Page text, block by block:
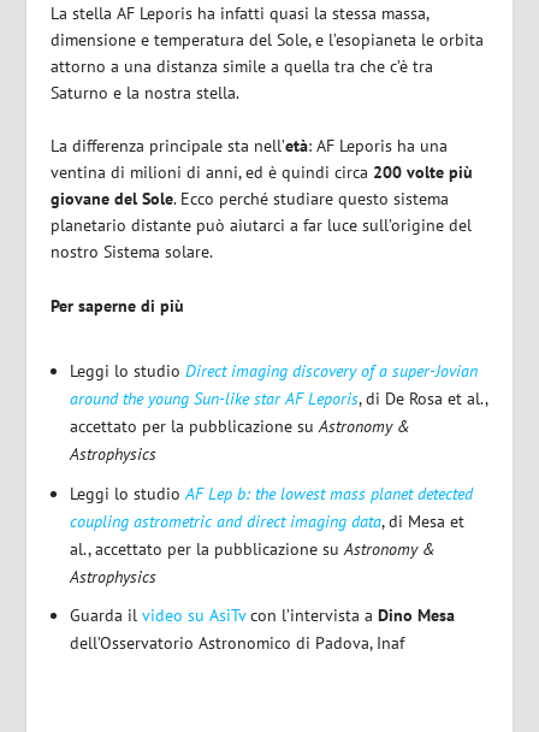
La stella AF Leporis ha infatti quasi la stessa massa,
dimensione e temperatura del Sole, e l’esopianeta le orbita
attorno a una distanza simile a quella tra che c’è tra
Saturno e la nostra stella.
La differenza principale sta nell’età: AF Leporis ha una
ventina di milioni di anni, ed è quindi circa 200 volte più
giovane del Sole. Ecco perché studiare questo sistema
planetario distante può aiutarci a far luce sull’origine del
nostro Sistema solare.
Per saperne di più
Leggi lo studioDirect imaging discovery of a super-Jovian
around the young Sun-like star AF Leporis, di De Rosa et al.,
accettato per la pubblicazione suAstronomy &
Astrophysics
Leggi lo studioAF Lep b: the lowest mass planet detected
coupling astrometric and direct imaging data, di Mesa et
al., accettato per la pubblicazione suAstronomy &
Astrophysics
Guarda ilvideo su AsiTvcon l’intervista aDino Mesa
dell’Osservatorio Astronomico di Padova, Inaf